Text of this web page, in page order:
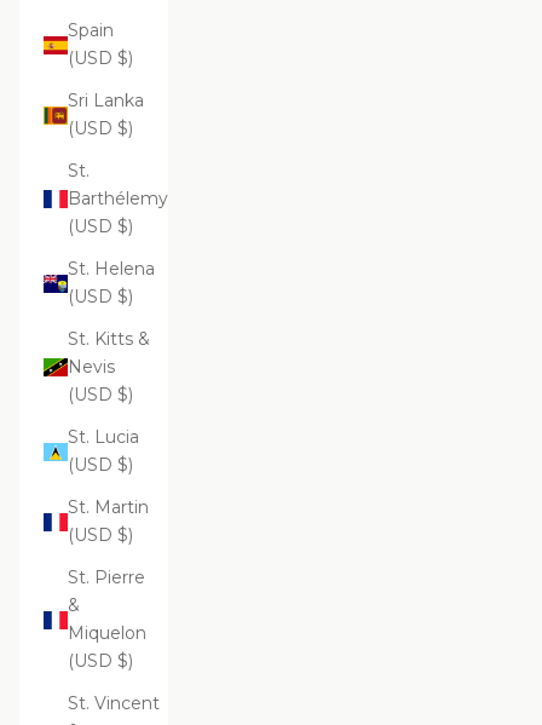
Spain
(USD $)
Sri Lanka
(USD $)
St.
Barthélemy
(USD $)
St. Helena
(USD $)
St. Kitts &
Nevis
(USD $)
St. Lucia
(USD $)
St. Martin
(USD $)
St. Pierre
&
Miquelon
(USD $)
St. Vincent